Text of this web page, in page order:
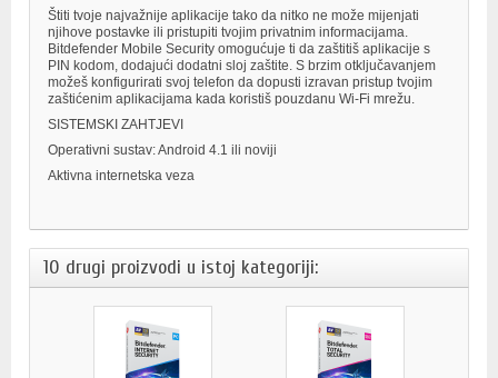
Štiti tvoje najvažnije aplikacije tako da nitko ne može mijenjati
njihove postavke ili pristupiti tvojim privatnim informacijama.
Bitdefender Mobile Security omogućuje ti da zaštitiš aplikacije s
PIN kodom, dodajući dodatni sloj zaštite. S brzim otključavanjem
možeš konfigurirati svoj telefon da dopusti izravan pristup tvojim
zaštićenim aplikacijama kada koristiš pouzdanu Wi-Fi mrežu.
SISTEMSKI ZAHTJEVI
Operativni sustav: Android 4.1 ili noviji
Aktivna internetska veza
10 drugi proizvodi u istoj kategoriji: